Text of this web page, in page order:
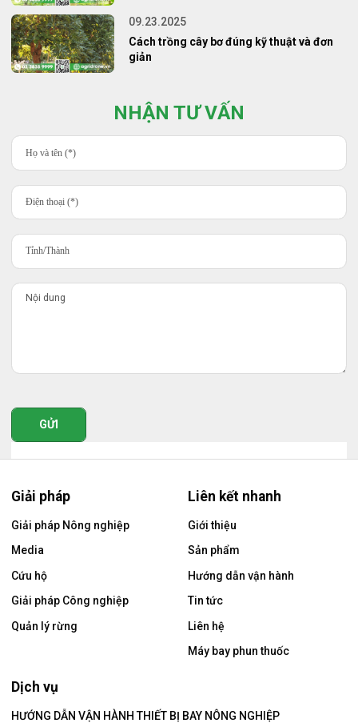
09.23.2025
Cách trồng cây bơ đúng kỹ thuật và đơn
giản
NHẬN TƯ VẤN
GỬI
Giải pháp
Giải pháp Nông nghiệp
Media
Cứu hộ
Giải pháp Công nghiệp
Quản lý rừng
Dịch vụ
HƯỚNG DẪN VẬN HÀNH THIẾT BỊ BAY NÔNG NGHIỆP
Liên kết nhanh
Giới thiệu
Sản phẩm
Hướng dẫn vận hành
Tin tức
Liên hệ
Máy bay phun thuốc